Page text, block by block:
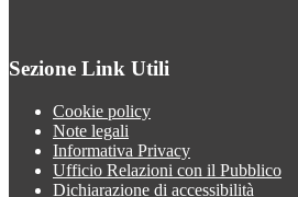
Sezione Link Utili
Cookie policy
Note legali
Informativa Privacy
Ufficio Relazioni con il Pubblico
Dichiarazione di accessibilità